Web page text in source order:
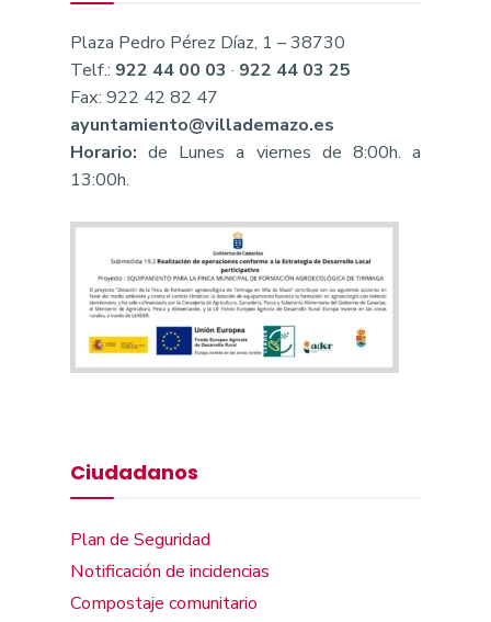
Plaza Pedro Pérez Díaz, 1 – 38730
Telf.: 922 44 00 03 · 922 44 03 25
Fax: 922 42 82 47
ayuntamiento@villademazo.es
Horario: de Lunes a viernes de 8:00h. a
13:00h.
Ciudadanos
Plan de Seguridad
Notificación de incidencias
Compostaje comunitario